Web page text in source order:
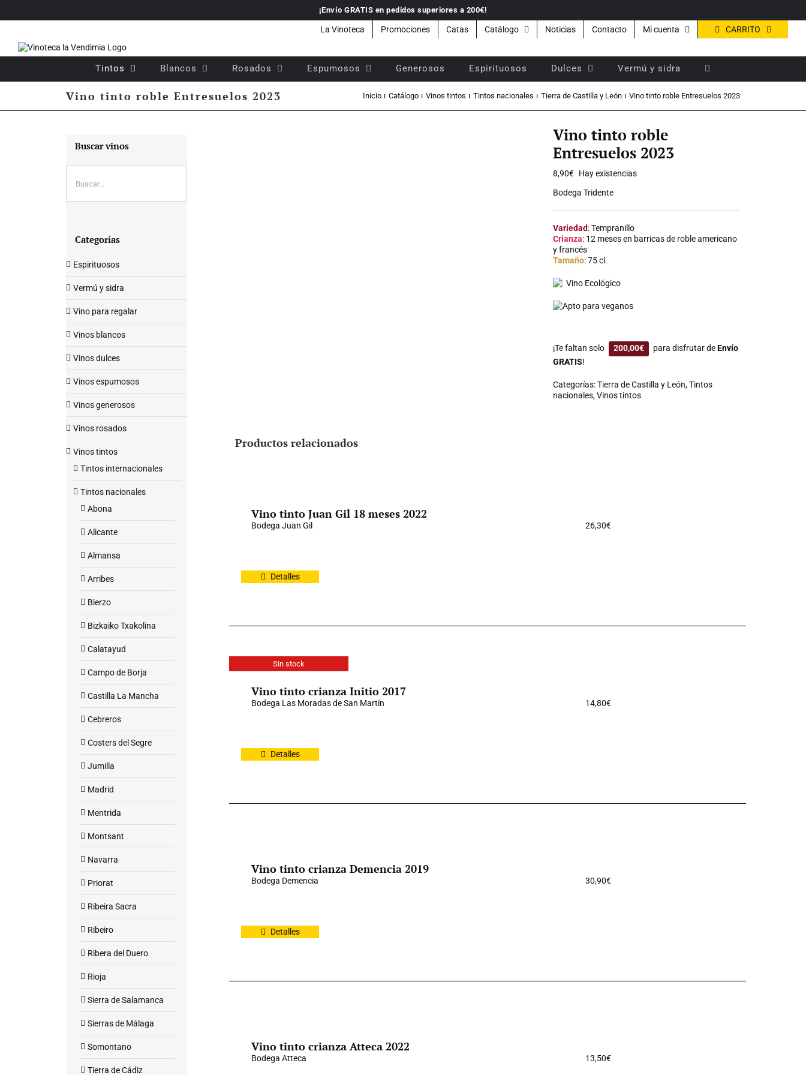
¡Envío GRATIS en pedidos superiores a 200€!
La Vinoteca Promociones Catas Catálogo Noticias Contacto Mi cuenta CARRITO
Tintos Blancos Rosados Espumosos Generosos Espirituosos Dulces Vermú y sidra
Vino tinto roble Entresuelos 2023 Inicio Catálogo Vinos tintos Tintos nacionales Tierra de Castilla y León Vino tinto roble Entresuelos 2023
Vino tinto roble
Entresuelos 2023
8,90€ Hay existencias
Bodega Tridente
Variedad: Tempranillo
Crianza: 12 meses en barricas de roble americano
y francés
Tamaño: 75 cl.
Vino Ecológico
Apto para veganos
¡Te faltan solo 200,00€ para disfrutar deEnvío
GRATIS!
Categorías:Tierra de Castilla y León,Tintos
nacionales,Vinos tintos
Productos relacionados
Vino tinto Juan Gil 18 meses 2022
Bodega Juan Gil 26,30€
Detalles
Sin stock
Vino tinto crianza Initio 2017
Bodega Las Moradas de San Martín 14,80€
Detalles
Vino tinto crianza Demencia 2019
Bodega Demencia 30,90€
Detalles
Vino tinto crianza Atteca 2022
Bodega Atteca 13,50€
Buscar vinos
Categorías
Espirituosos
Vermú y sidra
Vino para regalar
Vinos blancos
Vinos dulces
Vinos espumosos
Vinos generosos
Vinos rosados
Vinos tintos
Tintos internacionales
Tintos nacionales
Abona
Alicante
Almansa
Arribes
Bierzo
Bizkaiko Txakolina
Calatayud
Campo de Borja
Castilla La Mancha
Cebreros
Costers del Segre
Jumilla
Madrid
Mentrida
Montsant
Navarra
Priorat
Ribeira Sacra
Ribeiro
Ribera del Duero
Rioja
Sierra de Salamanca
Sierras de Málaga
Somontano
Tierra de Cádiz